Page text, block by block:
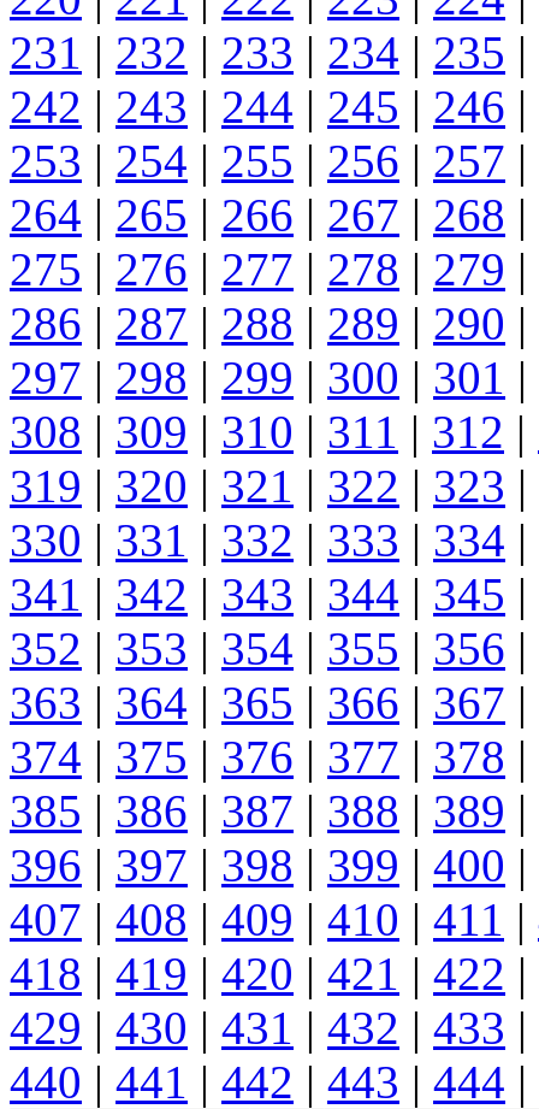
231 | 232 | 233 | 234 | 235 |
242 | 243 | 244 | 245 | 246 |
253 | 254 | 255 | 256 | 257 |
264 | 265 | 266 | 267 | 268 |
275 | 276 | 277 | 278 | 279 |
286 | 287 | 288 | 289 | 290 |
297 | 298 | 299 | 300 | 301 |
308 | 309 | 310 | 311 | 312 |
319 | 320 | 321 | 322 | 323 |
330 | 331 | 332 | 333 | 334 |
341 | 342 | 343 | 344 | 345 |
352 | 353 | 354 | 355 | 356 |
363 | 364 | 365 | 366 | 367 |
374 | 375 | 376 | 377 | 378 |
385 | 386 | 387 | 388 | 389 |
396 | 397 | 398 | 399 | 400 |
407 | 408 | 409 | 410 | 411 |
418 | 419 | 420 | 421 | 422 |
429 | 430 | 431 | 432 | 433 |
440 | 441 | 442 | 443 | 444 |